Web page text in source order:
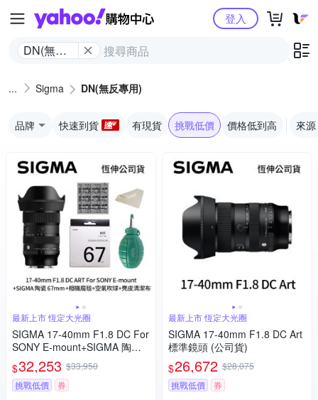
Yahoo購物中心
DN(無反
登入
Sigma DN(無反專用)
品牌 快速到貨 有現貨 挑戰低價 價格低到高 來源
最新上市 恆定大光圈
SIGMA 17-40mm F1.8 DC For
SONY E-mount+SIGMA 陶瓷 6
7mm保護鏡+相機魔毯+BW-13
0吹球+3030麂皮清潔布 (公司
貨)
$32,253 $33,950
挑戰低價
券
最新上市 恆定大光圈
SIGMA 17-40mm F1.8 DC Art
標準鏡頭 (公司貨)
$26,672 $28,075
挑戰低價
券